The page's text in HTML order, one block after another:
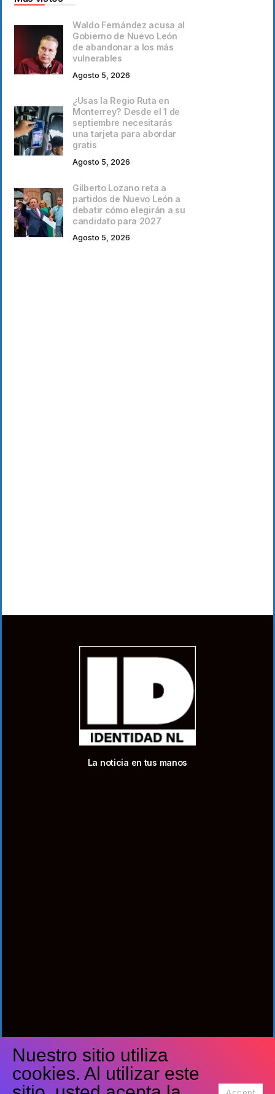
Waldo Fernández acusa al
Gobierno de Nuevo León
de abandonar a los más
vulnerables
Agosto 5, 2026
¿Usas la Regio Ruta en
Monterrey? Desde el 1 de
septiembre necesitarás
una tarjeta para abordar
gratis
Agosto 5, 2026
Gilberto Lozano reta a
partidos de Nuevo León a
debatir cómo elegirán a su
candidato para 2027
Agosto 5, 2026
La noticia en tus manos
Síguenos
Facebook Youtube
Nuestro sitio utiliza
cookies. Al utilizar este